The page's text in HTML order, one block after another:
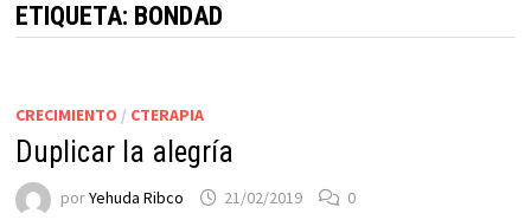
ETIQUETA: BONDAD
CRECIMIENTO / CTERAPIA
Duplicar la alegría
porYehuda Ribco 21/02/2019 0